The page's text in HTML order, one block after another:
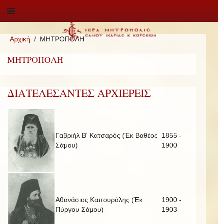
Αρχική ΜΗΤΡΟΠΟΛΗ
ΜΗΤΡΟΠΟΛΗ
ΔΙΑΤΕΛΕΣΑΝΤΕΣ ΑΡΧΙΕΡΕΙΣ
Γαβριήλ Β' Κατσαρός (Έκ Βαθέος
Σάμου)
1855 -
1900
Αθανάσιος Καπουράλης (Έκ
Πύργου Σάμου)
1900 -
1903